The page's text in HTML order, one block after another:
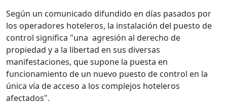
Según un comunicado difundido en días pasados por
los operadores hoteleros, la instalación del puesto de
control significa "una agresión al derecho de
propiedad y a la libertad en sus diversas
manifestaciones, que supone la puesta en
funcionamiento de un nuevo puesto de control en la
única vía de acceso a los complejos hoteleros
afectados".